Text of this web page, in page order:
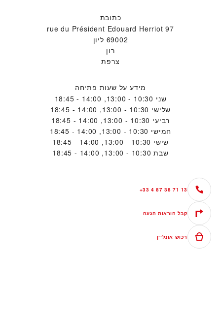
כתובת
97 rue du Président Edouard Herriot
69002 ליון
רון
צרפת
מידע על שעות פתיחה
שני 10:30 - 13:00, 14:00 - 18:45
שלישי 10:30 - 13:00, 14:00 - 18:45
רביעי 10:30 - 13:00, 14:00 - 18:45
חמישי 10:30 - 13:00, 14:00 - 18:45
שישי 10:30 - 13:00, 14:00 - 18:45
שבת 10:30 - 13:00, 14:00 - 18:45
+33 4 87 38 71 13
קבל הוראות הגעה
רכוש אונליין